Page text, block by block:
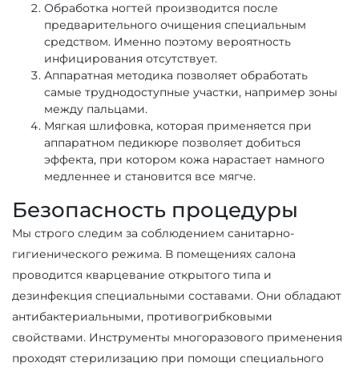
Обработка ногтей производится после
предварительного очищения специальным
средством. Именно поэтому вероятность
инфицирования отсутствует.
Аппаратная методика позволяет обработать
самые труднодоступные участки, например зоны
между пальцами.
Мягкая шлифовка, которая применяется при
аппаратном педикюре позволяет добиться
эффекта, при котором кожа нарастает намного
медленнее и становится все мягче.
Безопасность процедуры
Мы строго следим за соблюдением санитарно-
гигиенического режима. В помещениях салона
проводится кварцевание открытого типа и
дезинфекция специальными составами. Они обладают
антибактериальными, противогрибковыми
свойствами. Инструменты многоразового применения
проходят стерилизацию при помощи специального